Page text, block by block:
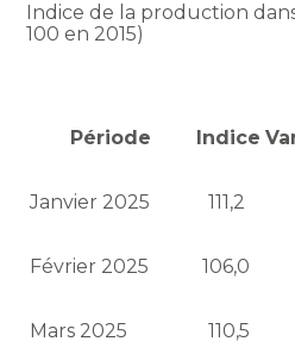
Indice de la production
100 en 2015)
Période Indice
Janvier 2025 111,2
Février 2025 106,0
Mars 2025 110,5